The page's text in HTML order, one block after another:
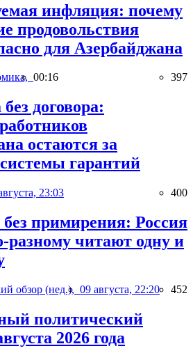
инфляция: почему
продовольствия
для Азербайджана
00:16 397
договора:
остаются за
гарантий
23:03 400
примирения: Россия
разному читают одну и
обзор (нед.), 09 августа, 22:20 452
политический
2026 года